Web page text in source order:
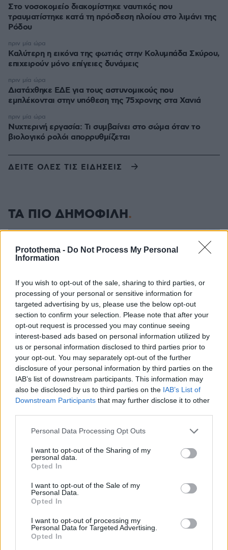
Protothema - Do Not Process My Personal
Information
If you wish to opt-out of the sale, sharing to third parties, or
processing of your personal or sensitive information for
targeted advertising by us, please use the below opt-out
section to confirm your selection. Please note that after your
opt-out request is processed you may continue seeing
interest-based ads based on personal information utilized by
us or personal information disclosed to third parties prior to
your opt-out. You may separately opt-out of the further
disclosure of your personal information by third parties on the
IAB’s list of downstream participants. This information may
also be disclosed by us to third parties on the IAB’s List of
Downstream Participants that may further disclose it to other
Please note that this website/app uses one or more Google
not limited to your visit or usage behaviour. You may click to
grant or deny consent to Google and its third-party tags to
use your data for below specified purposes in below Google
consent section.
Personal Data Processing Opt Outs
I want to opt-out of the Sharing of my
personal data.
Opted In
I want to opt-out of the Sale of my
Personal Data.
Opted In
I want to opt-out of processing my
Personal Data for Targeted Advertising.
Opted In
Στο νοσοκομείο διακομίστηκε ναυτικός που
τραυματίστηκε κατά τη πρόσδεση πλοίου στο λιμάνι της
Ρόδου
Καλύτερη η εικόνα της φωτιάς στην Κολυμπάδα Σκύρου,
επιχειρούν μόνο επίγειες δυνάμεις
πριν μία ώρα
Διατάχθηκε ΕΔΕ για τους αστυνομικούς που
εμπλέκονται στην υπόθεση της 75χρονης στα Χανιά
πριν μία ώρα
Νυχτερινή εργασία: Τι συμβαίνει στο σώμα όταν το
βιολογικό ρολόι απορρυθμίζεται
πριν μία ώρα
ΔΕΙΤΕ ΟΛΕΣ ΤΙΣ ΕΙΔΗΣΕΙΣ
ΤΑ ΠΙΟ ΔΗΜΟΦΙΛΗ
Πώς έγινε η τραγωδία με την νεκρή μητέρα στα
Μάλια: Βούτηξε για να βοηθήσει τη φίλη της και
πνίγηκε, τα παιδιά φώναζαν για βοήθεια
06.08.2026, 21:23